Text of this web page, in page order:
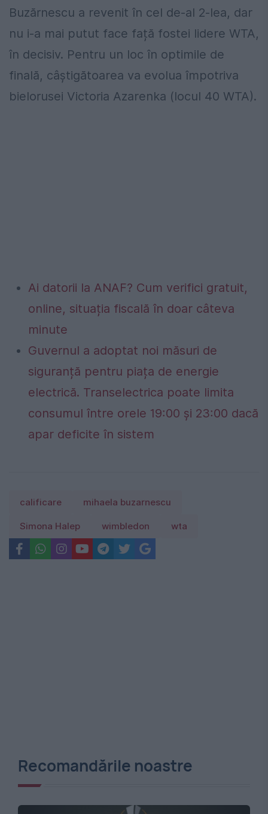
Buzărnescu a revenit în cel de-al 2-lea, dar
nu i-a mai putut face față fostei lidere WTA,
în decisiv. Pentru un loc în optimile de
finală, câștigătoarea va evolua împotriva
bielorusei Victoria Azarenka (locul 40 WTA).
Ai datorii la ANAF? Cum verifici gratuit,
online, situația fiscală în doar câteva
minute
Guvernul a adoptat noi măsuri de
siguranță pentru piața de energie
electrică. Transelectrica poate limita
consumul între orele 19:00 și 23:00 dacă
apar deficite în sistem
calificare mihaela buzarnescu
Simona Halep wimbledon wta
Recomandările noastre